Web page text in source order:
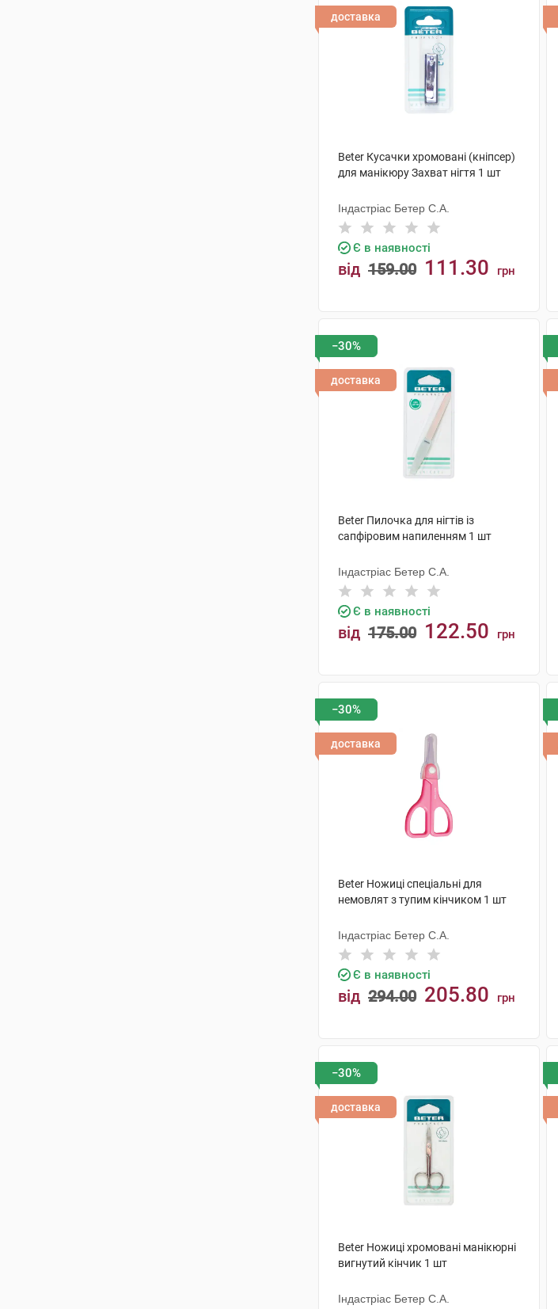
доставка
Beter Кусачки хромовані (кніпсер)
для манікюру Захват нігтя 1 шт
Індастріас Бетер С.А.
Є в наявності
від 159.00 111.30 грн
−30%
доставка
Beter Пилочка для нігтів із
сапфіровим напиленням 1 шт
Індастріас Бетер С.А.
Є в наявності
від 175.00 122.50 грн
−30%
доставка
Beter Ножиці спеціальні для
немовлят з тупим кінчиком 1 шт
Індастріас Бетер С.А.
Є в наявності
від 294.00 205.80 грн
−30%
доставка
Beter Ножиці хромовані манікюрні
вигнутий кінчик 1 шт
Індастріас Бетер С.А.